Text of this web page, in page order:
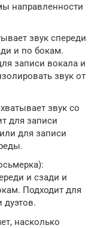
направленности
звук спереди
и по бокам.
записи вокала и
звук от
звук со
для записи
для записи
и сзади и
Подходит для
дуэтов.
насколько